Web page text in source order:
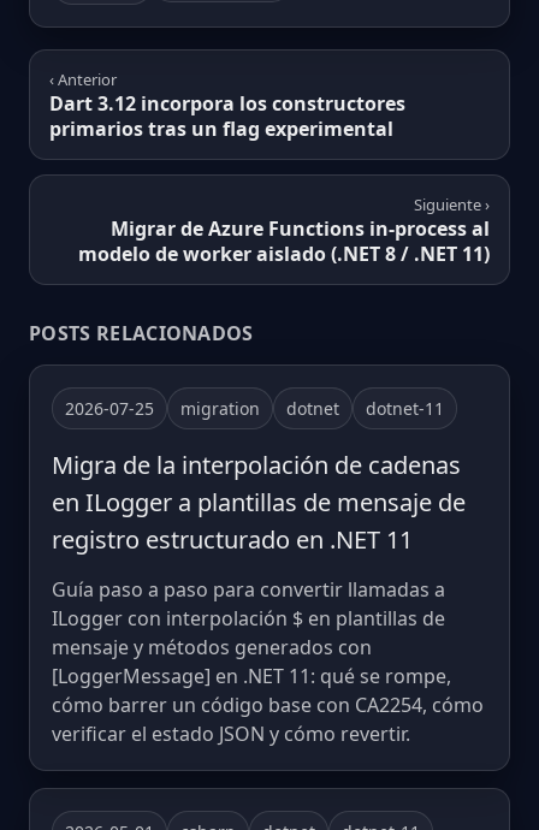
‹ Anterior
Dart 3.12 incorpora los constructores
primarios tras un flag experimental
Siguiente ›
Migrar de Azure Functions in-process al
modelo de worker aislado (.NET 8 / .NET 11)
POSTS RELACIONADOS
2026-07-25 migration dotnet dotnet-11
Migra de la interpolación de cadenas
en ILogger a plantillas de mensaje de
registro estructurado en .NET 11
Guía paso a paso para convertir llamadas a
ILogger con interpolación $ en plantillas de
mensaje y métodos generados con
[LoggerMessage] en .NET 11: qué se rompe,
cómo barrer un código base con CA2254, cómo
verificar el estado JSON y cómo revertir.